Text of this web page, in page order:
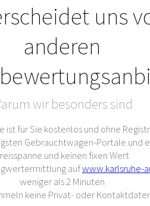
uns
anderen
wir besonders sind
ist für Sie kostenlos und ohne
Gebrauchtwagen-Portale und
und keinen fixen Wert
aufwww.karlsruhe-
weniger als 2 Minuten
keine Privat- oder